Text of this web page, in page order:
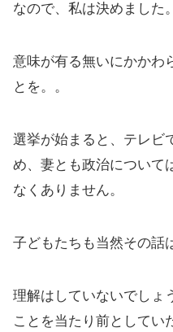
なので、私は決めました。
意味が有る無いにかかわ
とを。。
選挙が始まると、テレビ
め、妻とも政治について
なくありません。
子どもたちも当然その話
理解はしていないでしょ
ことを当たり前としてい